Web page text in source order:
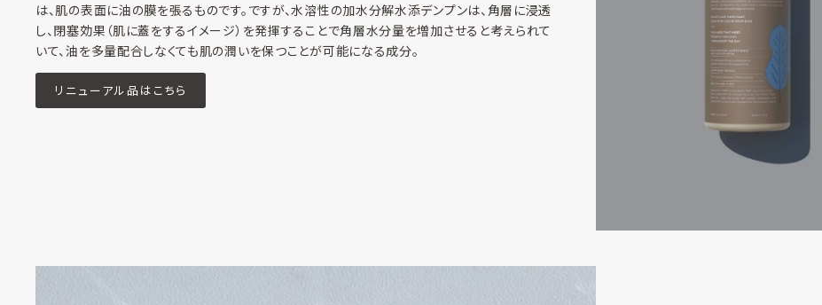
は、肌の表面に油の膜を張るものです。ですが、水溶性の加水分解水添デンプンは、角層に浸透
し、閉塞効果（肌に蓋をするイメージ）を発揮することで角層水分量を増加させると考えられて
いて、油を多量配合しなくても肌の潤いを保つことが可能になる成分。
リニューアル品はこちら